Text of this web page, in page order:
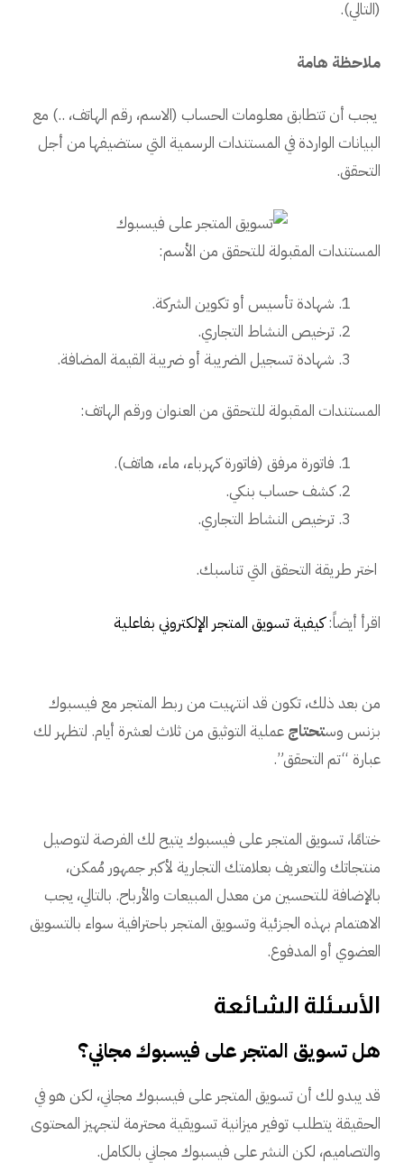
(التالي).
ملاحظة هامة
يجب أن تتطابق معلومات الحساب (الاسم، رقم الهاتف، ..) مع
البيانات الواردة في المستندات الرسمية التي ستضيفها من أجل
التحقق.
المستندات المقبولة للتحقق من الأسم:
شهادة تأسيس أو تكوين الشركة.
ترخيص النشاط التجاري.
شهادة تسجيل الضريبة أو ضريبة القيمة المضافة.
المستندات المقبولة للتحقق من العنوان ورقم الهاتف:
فاتورة مرفق (فاتورة كهرباء، ماء، هاتف).
كشف حساب بنكي.
ترخيص النشاط التجاري.
اختر طريقة التحقق التي تناسبك.
اقرأ أيضاً:كيفية تسويق المتجر الإلكتروني بفاعلية
من بعد ذلك، تكون قد انتهيت من ربط المتجر مع فيسبوك
بزنس وستحتاجعملية التوثيق من ثلاث لعشرة أيام. لتظهر لك
عبارة “تم التحقق”.
ختامًا، تسويق المتجر على فيسبوك يتيح لك الفرصة لتوصيل
منتجاتك والتعريف بعلامتك التجارية لأكبر جمهور مُمكن،
بالإضافة للتحسين من معدل المبيعات والأرباح. بالتالي، يجب
الاهتمام بهذه الجزئية وتسويق المتجر باحترافية سواء بالتسويق
العضوي أو المدفوع.
الأسئلة الشائعة
هل تسويق المتجر على فيسبوك مجاني؟
قد يبدو لك أن تسويق المتجر على فيسبوك مجاني، لكن هو في
الحقيقة يتطلب توفير ميزانية تسويقية محترمة لتجهيز المحتوى
والتصاميم، لكن النشر على فيسبوك مجاني بالكامل.